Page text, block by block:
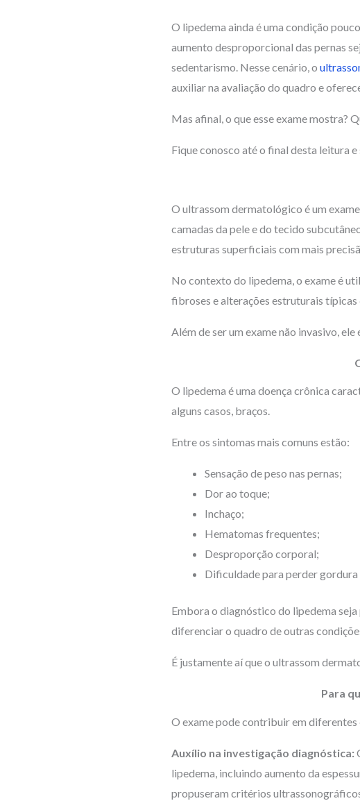
O lipedema ainda é uma condição
aumento desproporcional das pernas
sedentarismo. Nesse cenário, o
auxiliar na avaliação do quadro e
Mas afinal, o que esse exame mostra?
Fique conosco até o final desta leitura
O ultrassom dermatológico é um
camadas da pele e do tecido
estruturas superficiais com mais
No contexto do lipedema, o exame é
fibroses e alterações estruturais típicas
Além de ser um exame não invasivo,
O lipedema é uma doença crônica
alguns casos, braços.
Entre os sintomas mais comuns estão:
Sensação de peso nas pernas;
Dor ao toque;
Inchaço;
Hematomas frequentes;
Desproporção corporal;
Dificuldade para perder
Embora o diagnóstico do lipedema
diferenciar o quadro de outras
É justamente aí que o ultrassom
Para
O exame pode contribuir em diferentes
Auxílio na investigação diagnóstica:
lipedema, incluindo aumento da
propuseram critérios